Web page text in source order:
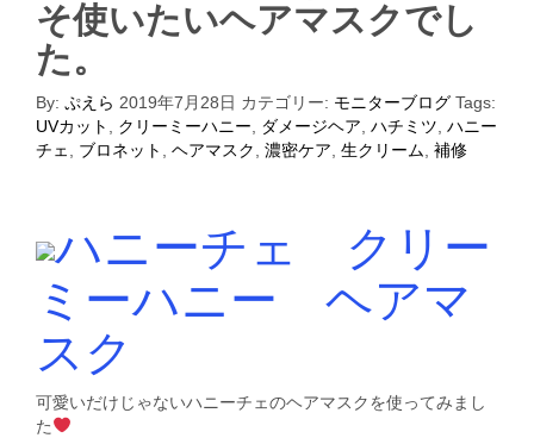
そ使いたいヘアマスクでし
た。
By: ぷえら 2019年7月28日 カテゴリー: モニターブログ Tags:
UVカット
クリーミーハニー ダメージヘア ハチミツ ハニー
チェ
ブロネット ヘアマスク 濃密ケア 生クリーム 補修
ハニーチェ クリー
ミーハニー ヘアマ
スク
可愛いだけじゃないハニーチェのヘアマスクを使ってみまし
た